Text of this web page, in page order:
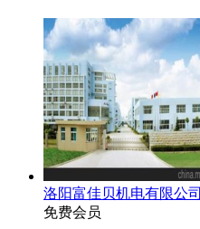
洛阳富佳贝机电有限公司
免费会员